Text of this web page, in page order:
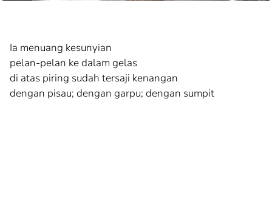
Ia menuang kesunyian
pelan-pelan ke dalam gelas
di atas piring sudah tersaji kenangan
dengan pisau; dengan garpu; dengan sumpit